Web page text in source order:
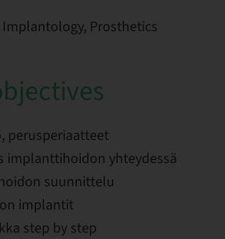
Implantology, Prosthetics
perusperiaatteet
implanttihoidon yhteydessä
suunnittelu
implantit
step by step